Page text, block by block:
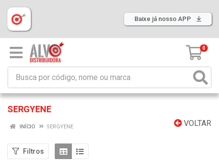
Baixe já nosso APP
0
SERGYENE
VOLTAR
INÍCIO SERGYENE
Filtros